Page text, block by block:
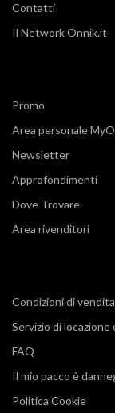
Contatti
Il Network Onnik.it
Promo
Area personale
Newsletter
Approfondimenti
Dove Trovare
Area rivenditori
Condizioni di vendita
Servizio di locazione
FAQ
Il mio pacco è
Politica Cookie